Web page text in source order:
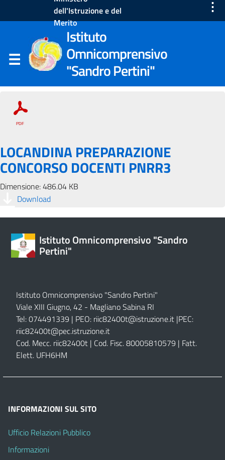
dell'Istruzione e del
Merito
⋮
Istituto
Omnicomprensivo
"Sandro Pertini"
LOCANDINA PREPARAZIONE
CONCORSO DOCENTI PNRR3
Dimensione: 486.04 KB
Download
Istituto Omnicomprensivo "Sandro
Pertini"
Istituto Omnicomprensivo "Sandro Pertini"
Viale XIII Giugno, 42 - Magliano Sabina RI
Tel: 074491339 | PEO: riic82400t@istruzione.it |PEC:
riic82400t@pec.istruzione.it
Cod. Mecc. riic82400t | Cod. Fisc. 80005810579 | Fatt.
Elett. UFH6HM
INFORMAZIONI SUL SITO
Ufficio Relazioni Pubblico
Informazioni